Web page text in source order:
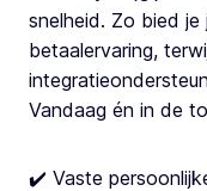
snelheid. Zo bied
betaalervaring,
Vandaag én in de
✔️ Vaste